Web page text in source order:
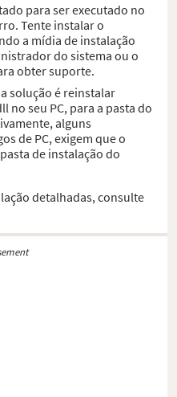
para ser executado no
Tente instalar o
a mídia de instalação
do sistema ou o
obter suporte.
solução é reinstalar
no seu PC, para a pasta do
alguns
de PC, exigem que o
de instalação do
detalhadas, consulte